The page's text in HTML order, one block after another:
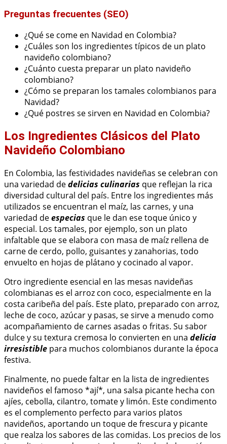
Preguntas frecuentes (SEO)
¿Qué se come en Navidad en Colombia?
¿Cuáles son los ingredientes típicos de un plato
navideño colombiano?
¿Cuánto cuesta preparar un plato navideño
colombiano?
¿Cómo se preparan los tamales colombianos para
Navidad?
¿Qué postres se sirven en Navidad en Colombia?
Los Ingredientes Clásicos del Plato
Navideño Colombiano
En Colombia, las festividades navideñas se celebran con
una variedad dedelicias culinarias que reflejan la rica
diversidad cultural del país. Entre los ingredientes más
utilizados se encuentran el maíz, las carnes, y una
variedad deespecias que le dan ese toque único y
especial. Los tamales, por ejemplo, son un plato
infaltable que se elabora con masa de maíz rellena de
carne de cerdo, pollo, guisantes y zanahorias, todo
envuelto en hojas de plátano y cocinado al vapor.
Otro ingrediente esencial en las mesas navideñas
colombianas es el arroz con coco, especialmente en la
costa caribeña del país. Este plato, preparado con arroz,
leche de coco, azúcar y pasas, se sirve a menudo como
acompañamiento de carnes asadas o fritas. Su sabor
dulce y su textura cremosa lo convierten en una delicia
irresistible para muchos colombianos durante la época
festiva.
Finalmente, no puede faltar en la lista de ingredientes
navideños el famoso *ají*, una salsa picante hecha con
ajíes, cebolla, cilantro, tomate y limón. Este condimento
es el complemento perfecto para varios platos
navideños, aportando un toque de frescura y picante
que realza los sabores de las comidas. Los precios de los